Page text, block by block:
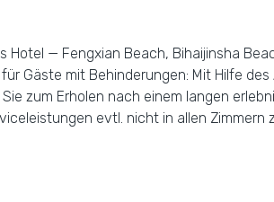
— Fengxian Beach, Bihaijinsha
Gäste mit Behinderungen: Mit Hilfe
zum Erholen nach einem langen
evtl. nicht in allen Zimmern